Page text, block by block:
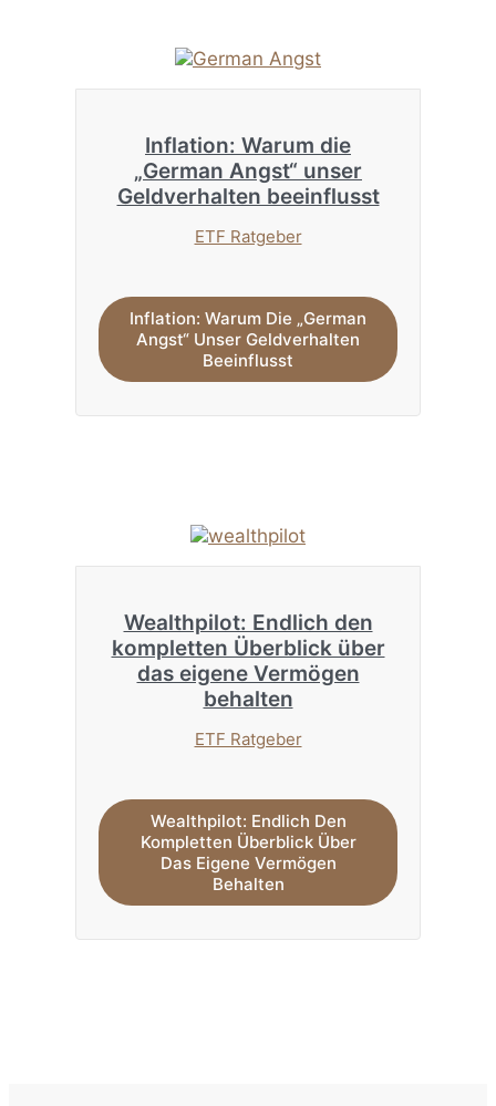
Inflation: Warum die
„German Angst“ unser
Geldverhalten beeinflusst
ETF Ratgeber
Inflation: Warum Die „German
Angst“ Unser Geldverhalten
Beeinflusst
Wealthpilot: Endlich den
kompletten Überblick über
das eigene Vermögen
behalten
ETF Ratgeber
Wealthpilot: Endlich Den
Kompletten Überblick Über
Das Eigene Vermögen
Behalten